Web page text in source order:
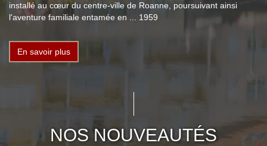
installé au cœur du centre-ville de Roanne, poursuivant ainsi
l'aventure familiale entamée en ... 1959
En savoir plus
NOS NOUVEAUTÉS